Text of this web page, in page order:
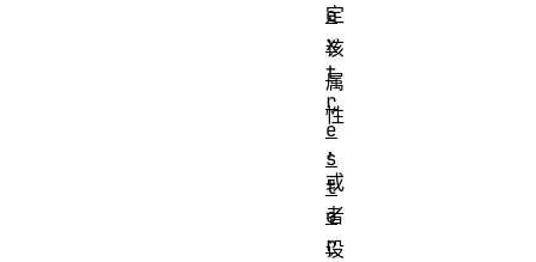
定
该
属
性
，
或
者
设
e
x
t
r
e
s
t
o
r